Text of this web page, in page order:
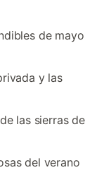
de mayo
y las
las sierras de
del verano